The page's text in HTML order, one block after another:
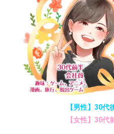
【男性】30代
【女性】30代